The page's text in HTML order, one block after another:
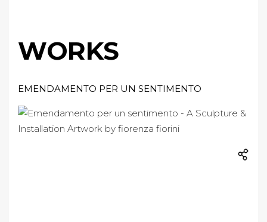
WORKS
EMENDAMENTO PER UN SENTIMENTO